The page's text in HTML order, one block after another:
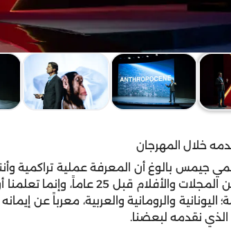
خلال المهرجان
جيمس بالوغ أن المعرفة عملية تراكمية
حيث لم نتعلم من المجلات
اليونانية والرومانية والعربية، معرباً عن
الذي نقدمه لبعضنا.